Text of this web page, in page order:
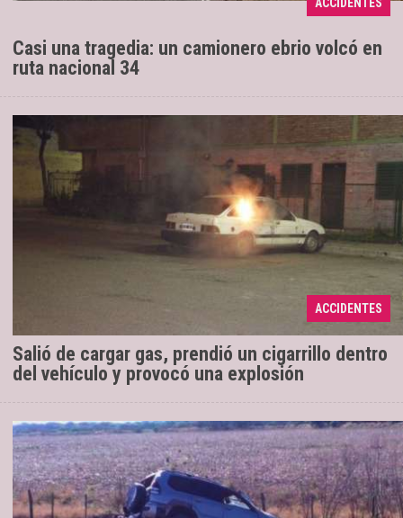
ACCIDENTES
Casi una tragedia: un camionero ebrio volcó en
ruta nacional 34
ACCIDENTES
Salió de cargar gas, prendió un cigarrillo dentro
del vehículo y provocó una explosión
Sucedió en General Güemes cuando un
conductor imprudente encendió un cigarrillo
mientras salía de una estación de servicio tras